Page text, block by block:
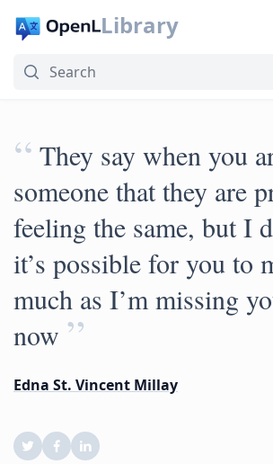
Library
“ They say when you
someone that they are
feeling the same, but I
it’s possible for you to
much as I’m missing
now ”
Edna St. Vincent Millay